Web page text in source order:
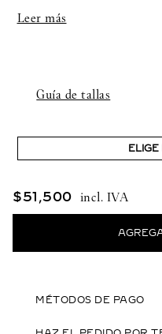
- Oro blanco 750/1000,
- Largo de la cadena
Guía de tallas
$51 ,500
MÉTODOS DE PAGO